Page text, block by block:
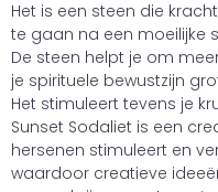
Het is een steen die
te gaan na een moeilijke
De steen helpt je om
je spirituele bewustzijn
Het stimuleert tevens je
Sunset Sodaliet is een
hersenen stimuleert en
waardoor creatieve